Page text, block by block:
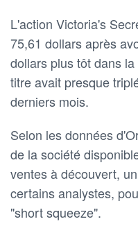
L'action Victoria's
75,61 dollars après
dollars plus tôt dans
titre avait presque
derniers mois.
Selon les données
de la société
ventes à découvert,
certains analystes,
"short squeeze".